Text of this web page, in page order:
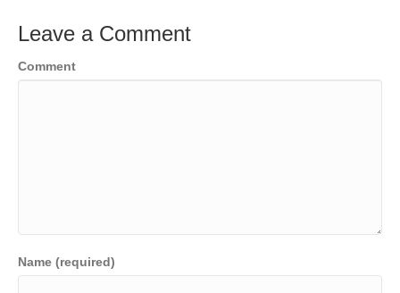
Leave a Comment
Comment
Name (required)